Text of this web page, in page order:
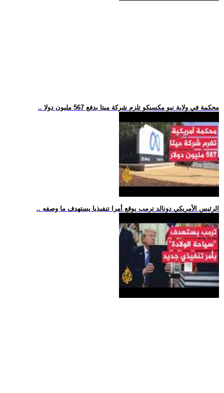
.. محكمة في ولاية نيو مكسيكو تلزم شركة ميتا بدفع 567 مليون دولا
.. الرئيس الأمريكي دونالد ترمب يوقع أمرا تنفيذيا يستهدف ما وصفه